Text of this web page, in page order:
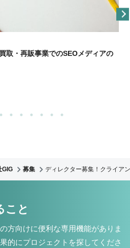
取・再販事業でのSEOメディアの
GIG 募集 ディレクター募集！クライア
こと
方向けに便利な専用機能がありま
的にプロジェクトを探してくださ